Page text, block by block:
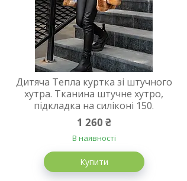
Дитяча Тепла куртка зі штучного
хутра. Тканина штучне хутро,
підкладка на силіконі 150.
1 260 ₴
В наявності
Купити